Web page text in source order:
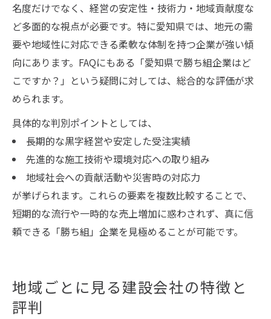
名度だけでなく、経営の安定性・技術力・地域貢献度な
ど多面的な視点が必要です。特に愛知県では、地元の需
要や地域性に対応できる柔軟な体制を持つ企業が強い傾
向にあります。FAQにもある「愛知県で勝ち組企業はど
こですか？」という疑問に対しては、総合的な評価が求
められます。
具体的な判別ポイントとしては、
長期的な黒字経営や安定した受注実績
先進的な施工技術や環境対応への取り組み
地域社会への貢献活動や災害時の対応力
が挙げられます。これらの要素を複数比較することで、
短期的な流行や一時的な売上増加に惑わされず、真に信
頼できる「勝ち組」企業を見極めることが可能です。
地域ごとに見る建設会社の特徴と
評判